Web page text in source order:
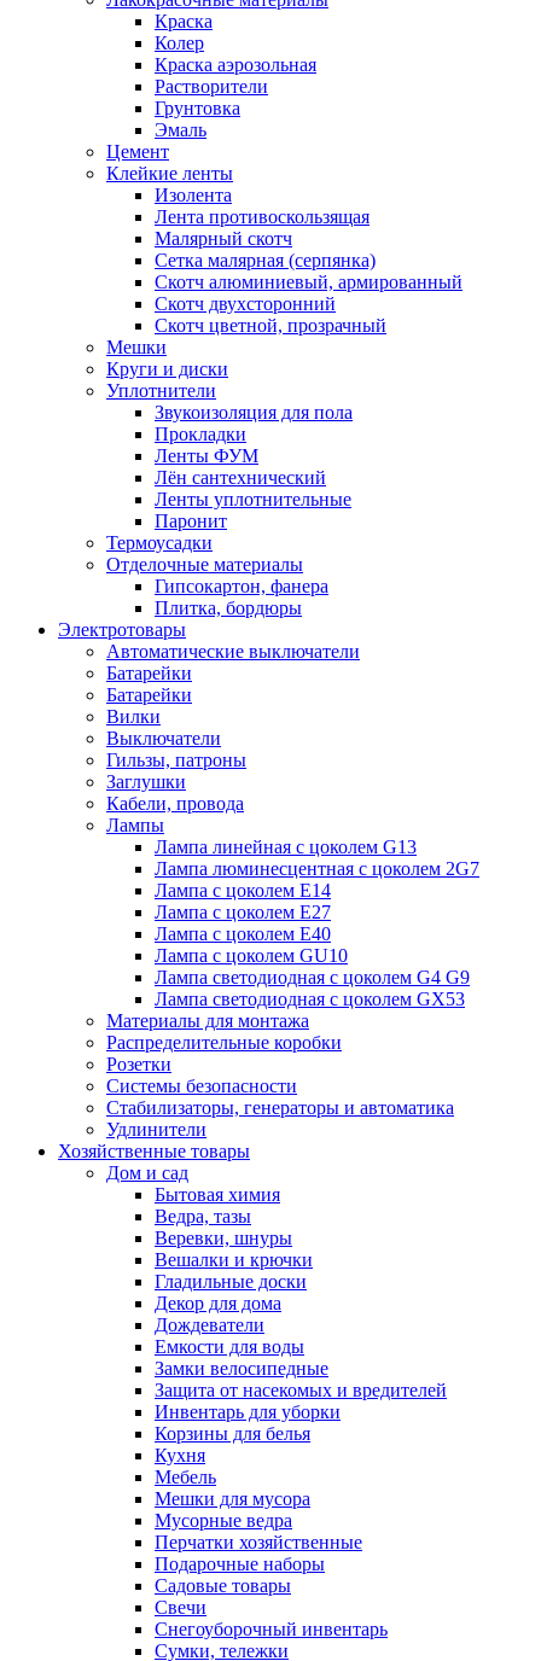
Краска
Колер
Краска аэрозольная
Растворители
Грунтовка
Эмаль
Цемент
Клейкие ленты
Изолента
Лента противоскользящая
Малярный скотч
Сетка малярная (серпянка)
Скотч алюминиевый, армированный
Скотч двухсторонний
Скотч цветной, прозрачный
Мешки
Круги и диски
Уплотнители
Звукоизоляция для пола
Прокладки
Ленты ФУМ
Лён сантехнический
Ленты уплотнительные
Паронит
Термоусадки
Отделочные материалы
Гипсокартон, фанера
Плитка, бордюры
Электротовары
Автоматические выключатели
Батарейки
Батарейки
Вилки
Выключатели
Гильзы, патроны
Заглушки
Кабели, провода
Лампы
Лампа линейная с цоколем G13
Лампа люминесцентная с цоколем 2G7
Лампа с цоколем E14
Лампа с цоколем E27
Лампа с цоколем E40
Лампа с цоколем GU10
Лампа светодиодная с цоколем G4 G9
Лампа светодиодная с цоколем GX53
Материалы для монтажа
Распределительные коробки
Розетки
Системы безопасности
Стабилизаторы, генераторы и автоматика
Удлинители
Хозяйственные товары
Дом и сад
Бытовая химия
Ведра, тазы
Веревки, шнуры
Вешалки и крючки
Гладильные доски
Декор для дома
Дождеватели
Емкости для воды
Замки велосипедные
Защита от насекомых и вредителей
Инвентарь для уборки
Корзины для белья
Кухня
Мебель
Мешки для мусора
Мусорные ведра
Перчатки хозяйственные
Подарочные наборы
Садовые товары
Свечи
Снегоуборочный инвентарь
Сумки, тележки